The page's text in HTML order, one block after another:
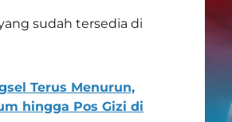
sudah tersedia di
Terus Menurun,
hingga Pos Gizi di